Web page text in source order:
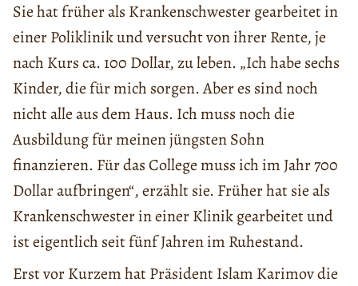
Sie hat früher als Krankenschwester gearbeitet in
einer Poliklinik und versucht von ihrer Rente, je
nach Kurs ca. 100 Dollar, zu leben. „Ich habe sechs
Kinder, die für mich sorgen. Aber es sind noch
nicht alle aus dem Haus. Ich muss noch die
Ausbildung für meinen jüngsten Sohn
finanzieren. Für das College muss ich im Jahr 700
Dollar aufbringen“, erzählt sie. Früher hat sie als
Krankenschwester in einer Klinik gearbeitet und
ist eigentlich seit fünf Jahren im Ruhestand.
Erst vor Kurzem hat Präsident Islam Karimov die